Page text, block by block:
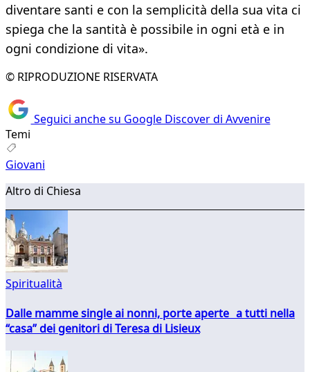
diventare santi e con la semplicità della sua vita ci
spiega che la santità è possibile in ogni età e in
ogni condizione di vita».
© RIPRODUZIONE RISERVATA
Seguici anche su Google Discover di Avvenire
Temi
Giovani
Altro di Chiesa
Spiritualità
Dalle mamme single ai nonni, porte aperte a tutti nella
“casa” dei genitori di Teresa di Lisieux